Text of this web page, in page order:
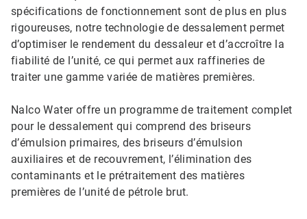
spécifications de fonctionnement sont de plus en plus
rigoureuses, notre technologie de dessalement permet
d’optimiser le rendement du dessaleur et d’accroître la
fiabilité de l’unité, ce qui permet aux raffineries de
traiter une gamme variée de matières premières.
Nalco Water offre un programme de traitement complet
pour le dessalement qui comprend des briseurs
d’émulsion primaires, des briseurs d’émulsion
auxiliaires et de recouvrement, l’élimination des
contaminants et le prétraitement des matières
premières de l’unité de pétrole brut.